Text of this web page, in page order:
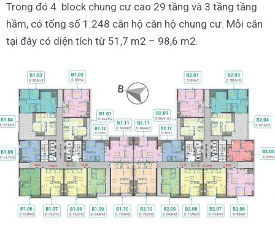
Trong đó 4 block chung cư cao 29 tầng và 3 tầng tầng
hầm, có tổng số 1.248 căn hộ căn hộ chung cư. Mỗi căn
tại đây có diện tích từ 51,7 m2 – 98,6 m2.